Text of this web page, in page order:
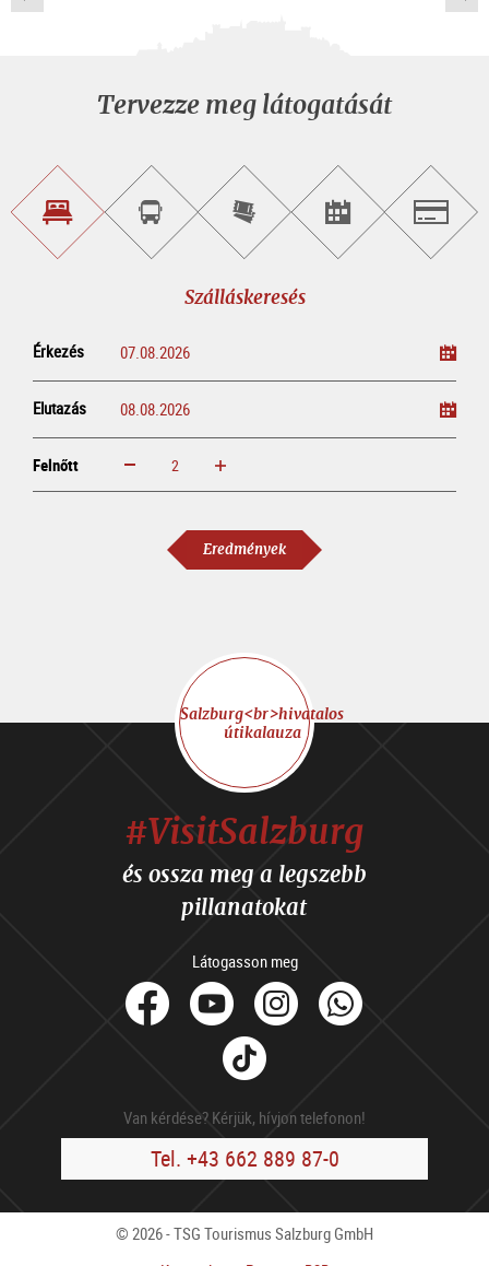
Tervezze meg látogatását
SzálláskeresésVárosnéző
túra
foglalása
Online
jegyvásárlás
Rendezvény
keresése
Szálláskeresés
Érkezés
Elutazás
Felnőtt növelem csökkentem
Eredmények
Salzburg<br>hivatalos
útikalauza
#VisitSalzburg
és ossza meg a legszebb
pillanatokat
Látogasson meg
facebook
YoutubeInstagram
Tik
Tok
Van kérdése? Kérjük, hívjon telefonon!
Tel. +43 662 889 87-0
© 2026 - TSG Tourismus Salzburg GmbH